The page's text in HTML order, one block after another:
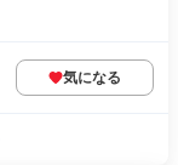
気になる